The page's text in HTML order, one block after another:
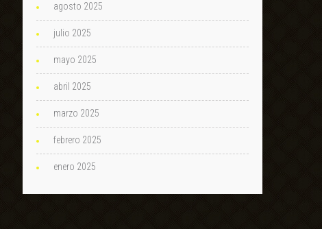
agosto 2025
julio 2025
mayo 2025
abril 2025
marzo 2025
febrero 2025
enero 2025